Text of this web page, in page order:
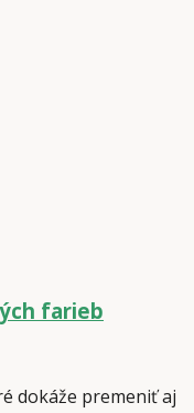
farieb
dokáže premeniť aj